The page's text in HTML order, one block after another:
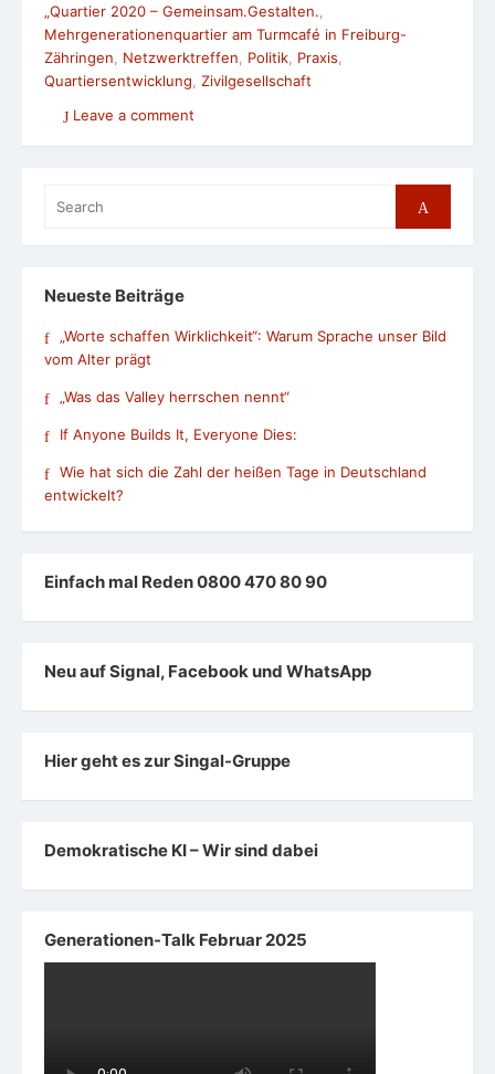
„Quartier 2020 – Gemeinsam.Gestalten.
Mehrgenerationenquartier am Turmcafé in Freiburg-
Zähringen
Netzwerktreffen Politik Praxis
Quartiersentwicklung Zivilgesellschaft
Leave a comment
for:
Search
Neueste Beiträge
„Worte schaffen Wirklichkeit“: Warum Sprache unser Bild
vom Alter prägt
„Was das Valley herrschen nennt“
If Anyone Builds It, Everyone Dies:
Wie hat sich die Zahl der heißen Tage in Deutschland
entwickelt?
Einfach mal Reden 0800 470 80 90
Neu auf Signal, Facebook und WhatsApp
Hier geht es zur Singal-Gruppe
Demokratische KI – Wir sind dabei
Generationen-Talk Februar 2025